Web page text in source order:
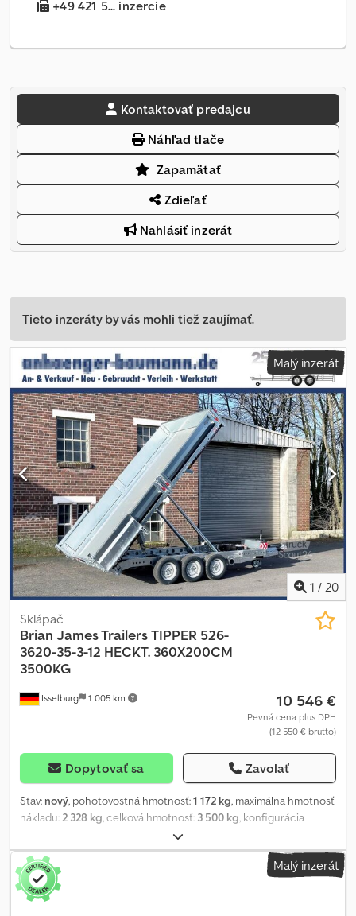
+49 421 5... inzercie
Kontaktovať predajcu
Náhľad tlače
Zapamätať
Zdieľať
Nahlásiť inzerát
Tieto inzeráty by vás mohli tiež zaujímať.
Malý inzerát
1 / 20
Isselburg 1 005 km
Sklápač
Brian James TrailersTIPPER 526-
3620-35-3-12 HECKT. 360X200CM
3500KG
10 546 €
Pevná cena plus DPH
(12 550 € brutto)
Dopytovať sa Zavolať
Stav: nový, pohotovostná hmotnosť:1 172 kg, maximálna hmotnosť
nákladu: 2 328 kg , celková hmotnosť: 3 500 kg , konfigurácia
, dĺžka ložného priestoru:
ložného priestoru:2 110 mm, výška ložného priestoru:1 020 mm,
objem nakladacieho priestoru:
, stavebná
výška: 300 mm
couvání, nájezdová rampa, žárové zinkování, zadní dveře /
Malý inzerát